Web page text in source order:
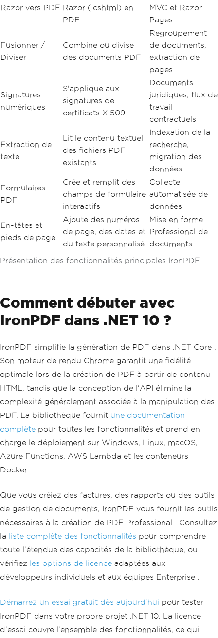
Présentation des fonctionnalités principales IronPDF
Razor vers PDF Razor (.cshtml) en
PDF
MVC et Razor
Pages
Fusionner /
Diviser
Combine ou divise
des documents PDF
Regroupement
de documents,
extraction de
pages
Signatures
numériques
S'applique aux
signatures de
certificats X.509
Documents
juridiques, flux de
travail
contractuels
Extraction de
texte
Lit le contenu textuel
des fichiers PDF
existants
Indexation de la
recherche,
migration des
données
Formulaires
PDF
Crée et remplit des
champs de formulaire
interactifs
Collecte
automatisée de
données
En-têtes et
pieds de page
Ajoute des numéros
de page, des dates et
du texte personnalisé
Mise en forme
Professional de
documents
Comment débuter avec
IronPDF dans .NET 10 ?
IronPDF simplifie la génération de PDF dans .NET Core .
Son moteur de rendu Chrome garantit une fidélité
optimale lors de la création de PDF à partir de contenu
HTML, tandis que la conception de l'API élimine la
complexité généralement associée à la manipulation des
PDF. La bibliothèque fournit une documentation
complète pour toutes les fonctionnalités et prend en
charge le déploiement sur Windows, Linux, macOS,
Azure Functions, AWS Lambda et les conteneurs
Docker.
Que vous créiez des factures, des rapports ou des outils
de gestion de documents, IronPDF vous fournit les outils
nécessaires à la création de PDF Professional . Consultez
la liste complète des fonctionnalités pour comprendre
toute l'étendue des capacités de la bibliothèque, ou
vérifiez les options de licence adaptées aux
développeurs individuels et aux équipes Enterprise .
Démarrez un essai gratuit dès aujourd'hui pour tester
IronPDF dans votre propre projet .NET 10. La licence
d'essai couvre l'ensemble des fonctionnalités, ce qui